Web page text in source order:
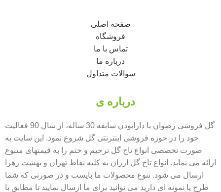
صفحه اصلی
فروشگاه
تماس با ما
درباره ما
سوالات متداول
درباره ی
گل فروشی رضوان با دارابودن سابقه 30 ساله، از سال 90 فعالیت
خود را در حوزه فروشی اینترنتی گل شروع نمود. این سایت به
صورت تخصصی انواع تاج گل ترحیم و ختم را به قیمتهای متنوع
ارائه می نماید. انواع تاج گل ارزان به کلیه نقاط تهران و بهشت زهرا
ارسال می شود. تنوع محصولات ما بایست و در صورتی که شما
طرح یا نمونه ای دارید می توانید برای ما ارسال نمایید تا مطابق با